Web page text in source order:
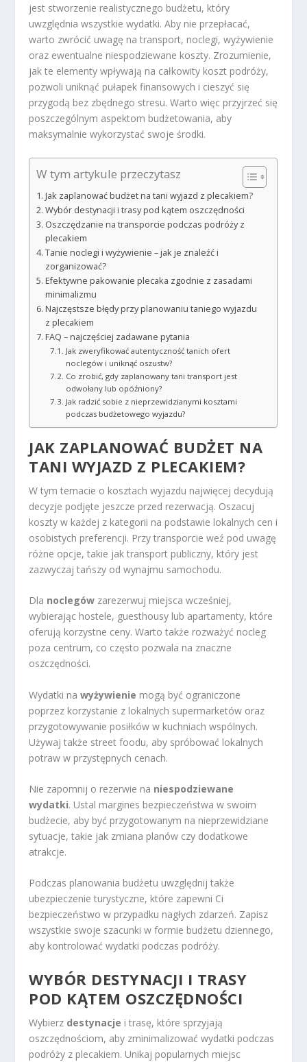
jest stworzenie realistycznego budżetu, który
uwzględnia wszystkie wydatki. Aby nie przepłacać,
warto zwrócić uwagę na transport, noclegi, wyżywienie
oraz ewentualne niespodziewane koszty. Zrozumienie,
jak te elementy wpływają na całkowity koszt podróży,
pozwoli uniknąć pułapek finansowych i cieszyć się
przygodą bez zbędnego stresu. Warto więc przyjrzeć się
poszczególnym aspektom budżetowania, aby
maksymalnie wykorzystać swoje środki.
W tym artykule przeczytasz
Jak zaplanować budżet na tani wyjazd z plecakiem?
Wybór destynacji i trasy pod kątem oszczędności
Oszczędzanie na transporcie podczas podróży z
plecakiem
Tanie noclegi i wyżywienie – jak je znaleźć i
zorganizować?
Efektywne pakowanie plecaka zgodnie z zasadami
minimalizmu
Najczęstsze błędy przy planowaniu taniego wyjazdu
z plecakiem
FAQ – najczęściej zadawane pytania
Jak zweryfikować autentyczność tanich ofert
noclegów i uniknąć oszustw?
Co zrobić, gdy zaplanowany tani transport jest
odwołany lub opóźniony?
Jak radzić sobie z nieprzewidzianymi kosztami
podczas budżetowego wyjazdu?
JAK ZAPLANOWAĆ BUDŻET NA
TANI WYJAZD Z PLECAKIEM?
W tym temacie o kosztach wyjazdu najwięcej decydują
decyzje podjęte jeszcze przed rezerwacją. Oszacuj
koszty w każdej z kategorii na podstawie lokalnych cen i
osobistych preferencji. Przy transporcie weź pod uwagę
różne opcje, takie jak transport publiczny, który jest
zazwyczaj tańszy od wynajmu samochodu.
Dla noclegów zarezerwuj miejsca wcześniej,
wybierając hostele, guesthousy lub apartamenty, które
oferują korzystne ceny. Warto także rozważyć nocleg
poza centrum, co często pozwala na znaczne
oszczędności.
Wydatki nawyżywienie mogą być ograniczone
poprzez korzystanie z lokalnych supermarketów oraz
przygotowywanie posiłków w kuchniach wspólnych.
Używaj także street foodu, aby spróbować lokalnych
potraw w przystępnych cenach.
Nie zapomnij o rezerwie na niespodziewane
wydatki. Ustal margines bezpieczeństwa w swoim
budżecie, aby być przygotowanym na nieprzewidziane
sytuacje, takie jak zmiana planów czy dodatkowe
atrakcje.
Podczas planowania budżetu uwzględnij także
ubezpieczenie turystyczne, które zapewni Ci
bezpieczeństwo w przypadku nagłych zdarzeń. Zapisz
wszystkie swoje szacunki w formie budżetu dziennego,
aby kontrolować wydatki podczas podróży.
WYBÓR DESTYNACJI I TRASY
POD KĄTEM OSZCZĘDNOŚCI
Wybierz destynacje i trasę, które sprzyjają
oszczędnościom, aby zminimalizować wydatki podczas
podróży z plecakiem. Unikaj popularnych miejsc